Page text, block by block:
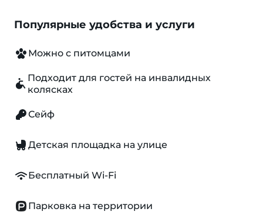
Популярные удобства и услуги
Можно с питомцами
Подходит для гостей на инвалидных
колясках
Сейф
Детская площадка на улице
Бесплатный Wi-Fi
Парковка на территории